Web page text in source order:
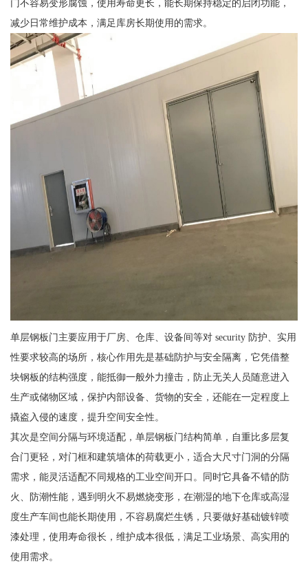
门不容易变形腐蚀，使用寿命更长，能长期保持稳定的启闭功能，
减少日常维护成本，满足库房长期使用的需求。
单层钢板门主要应用于厂房、仓库、设备间等对 security 防护、实用
性要求较高的场所，核心作用先是基础防护与安全隔离，它凭借整
块钢板的结构强度，能抵御一般外力撞击，防止无关人员随意进入
生产或储物区域，保护内部设备、货物的安全，还能在一定程度上
撬盗入侵的速度，提升空间安全性。
其次是空间分隔与环境适配，单层钢板门结构简单，自重比多层复
合门更轻，对门框和建筑墙体的荷载更小，适合大尺寸门洞的分隔
需求，能灵活适配不同规格的工业空间开口。同时它具备不错的防
火、防潮性能，遇到明火不易燃烧变形，在潮湿的地下仓库或高湿
度生产车间也能长期使用，不容易腐烂生锈，只要做好基础镀锌喷
漆处理，使用寿命很长，维护成本很低，满足工业场景、高实用的
使用需求。